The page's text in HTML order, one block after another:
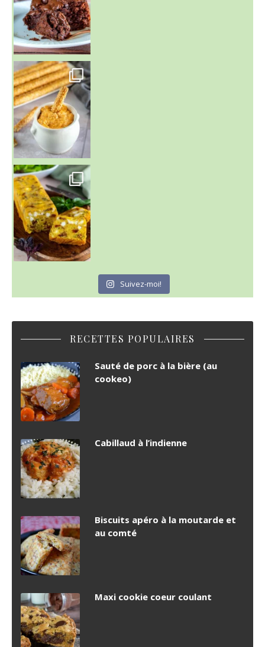
Suivez-moi!
RECETTES POPULAIRES
Sauté de porc à la bière (au
cookeo)
Cabillaud à l’indienne
Biscuits apéro à la moutarde et
au comté
Maxi cookie coeur coulant